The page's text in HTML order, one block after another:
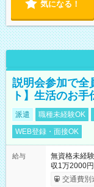
気になる！
説明会参加で全
ト】生活のお手
派遣 職種未経験OK
WEB登録・面接OK
給与
無資格未経
収1万2000
交通費別